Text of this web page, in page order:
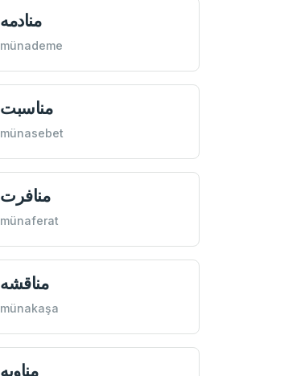
منادمه
münademe
مناسبت
münasebet
منافرت
münaferat
مناقشه
münakaşa
مناوبه